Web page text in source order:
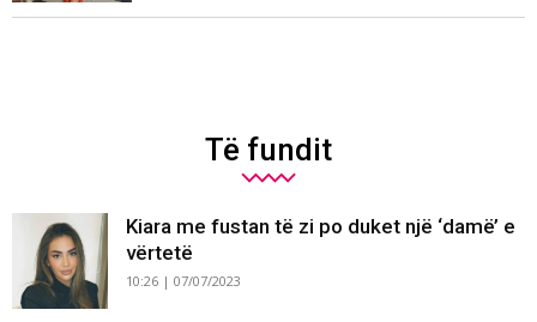
Të fundit
Kiara me fustan të zi po duket një ‘damë’ e
vërtetë
10:26 | 07/07/2023